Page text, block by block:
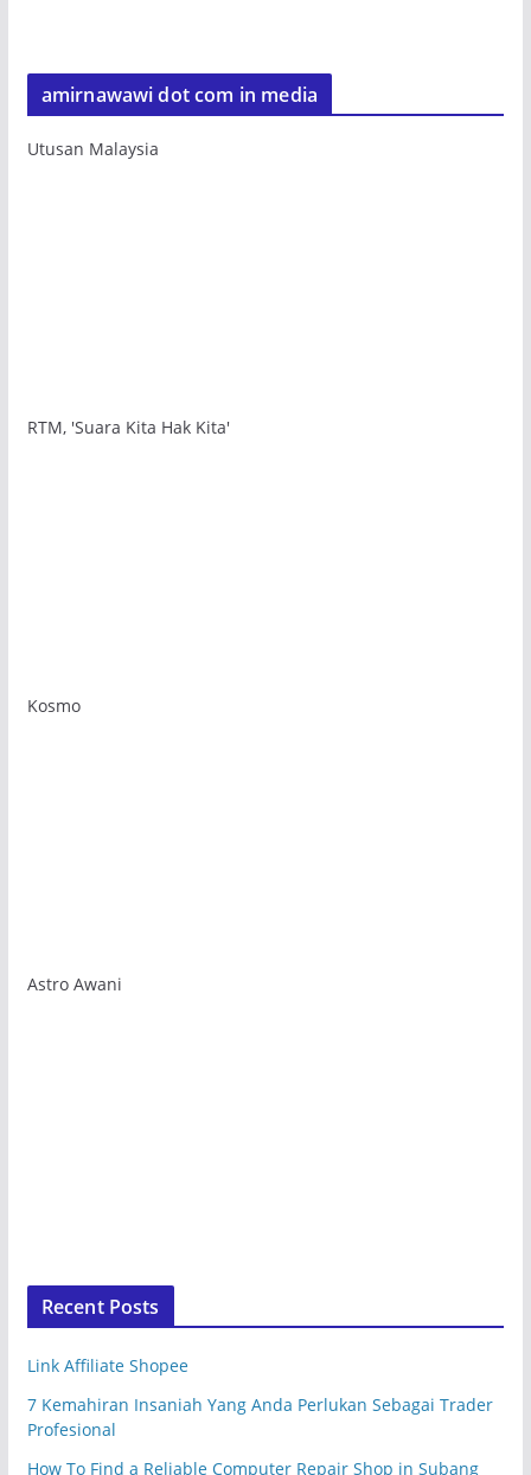
amirnawawi dot com in media
Utusan Malaysia
RTM, 'Suara Kita Hak Kita'
Kosmo
Astro Awani
Recent Posts
Link Affiliate Shopee
7 Kemahiran Insaniah Yang Anda Perlukan Sebagai Trader
Profesional
How To Find a Reliable Computer Repair Shop in Subang